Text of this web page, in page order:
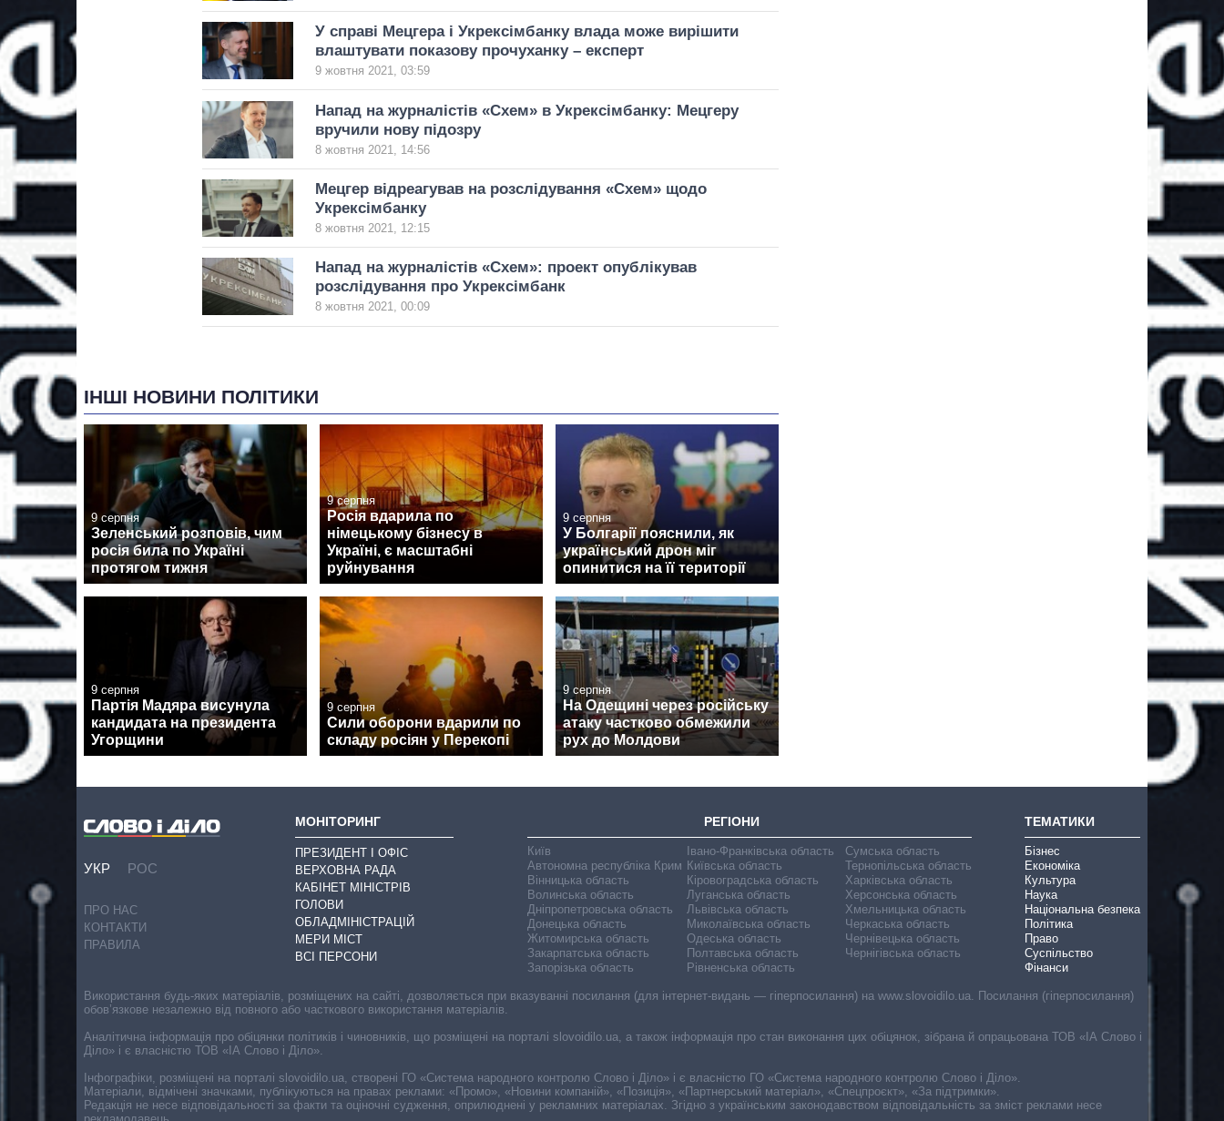
У справі Мецгера і Укрексімбанку влада може вирішити
влаштувати показову прочуханку – експерт
9 жовтня 2021, 03:59
Напад на журналістів «Схем» в Укрексімбанку: Мецгеру
вручили нову підозру
8 жовтня 2021, 14:56
Мецгер відреагував на розслідування «Схем» щодо
Укрексімбанку
8 жовтня 2021, 12:15
Напад на журналістів «Схем»: проект опублікував
розслідування про Укрексімбанк
8 жовтня 2021, 00:09
ІНШІ НОВИНИ ПОЛІТИКИ
9 серпня
Зеленський розповів, чим
росія била по Україні
протягом тижня
9 серпня
Росія вдарила по
німецькому бізнесу в
Україні, є масштабні
руйнування
9 серпня
У Болгарії пояснили, як
український дрон міг
опинитися на її території
9 серпня
Партія Мадяра висунула
кандидата на президента
Угорщини
9 серпня
Сили оборони вдарили по
складу росіян у Перекопі
9 серпня
На Одещині через російську
атаку частково обмежили
рух до Молдови
УКР РОС
ПРО НАС
КОНТАКТИ
ПРАВИЛА
МОНІТОРИНГ
ПРЕЗИДЕНТ І ОФІС
ВЕРХОВНА РАДА
КАБІНЕТ МІНІСТРІВ
ГОЛОВИ
ОБЛАДМІНІСТРАЦІЙ
МЕРИ МІСТ
ВСІ ПЕРСОНИ
РЕГІОНИ
Київ
Автономна республіка Крим
Вінницька область
Волинська область
Дніпропетровська область
Донецька область
Житомирська область
Закарпатська область
Запорізька область
Івано-Франківська область
Київська область
Кіровоградська область
Луганська область
Львівська область
Миколаївська область
Одеська область
Полтавська область
Рівненська область
Сумська область
Тернопільська область
Харківська область
Херсонська область
Хмельницька область
Черкаська область
Чернівецька область
Чернігівська область
ТЕМАТИКИ
Бізнес
Економіка
Культура
Наука
Національна безпека
Політика
Право
Суспільство
Фінанси
Використання будь-яких матеріалів, розміщених на сайті, дозволяється при вказуванні посилання (для інтернет-видань — гіперпосилання) на www.slovoidilo.ua. Посилання (гіперпосилання)
обов’язкове незалежно від повного або часткового використання матеріалів.
Аналітична інформація про обіцянки політиків і чиновників, що розміщені на порталі slovoidilo.ua, а також інформація про стан виконання цих обіцянок, зібрана й опрацьована ТОВ «ІА Слово і
Діло» і є власністю ТОВ «ІА Слово і Діло».
Інфографіки, розміщені на порталі slovoidilo.ua, створені ГО «Система народного контролю Слово і Діло» і є власністю ГО «Система народного контролю Слово і Діло».
Матеріали, відмічені значками, публікуються на правах реклами: «Промо», «Новини компаній», «Позиція», «Партнерський матеріал», «Спецпроєкт», «За підтримки».
Редакція не несе відповідальності за факти та оціночні судження, оприлюднені у рекламних матеріалах. Згідно з українським законодавством відповідальність за зміст реклами несе